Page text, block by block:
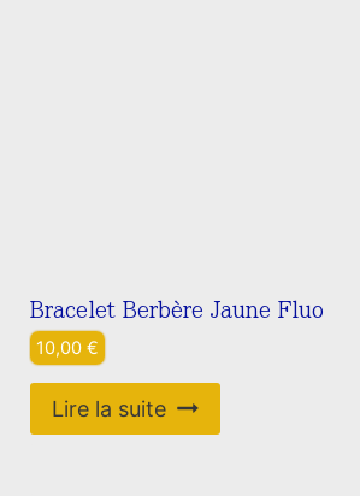
Bracelet Berbère Jaune Fluo
10,00 €
Lire la suite